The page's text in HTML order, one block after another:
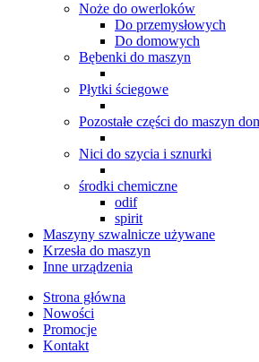
Noże do owerloków
Do przemysłowych
Do domowych
Bębenki do maszyn
Płytki ściegowe
Pozostałe części do maszyn
Nici do szycia i sznurki
środki chemiczne
odif
spirit
Maszyny szwalnicze używane
Krzesła do maszyn
Inne urządzenia
Strona główna
Nowości
Promocje
Kontakt